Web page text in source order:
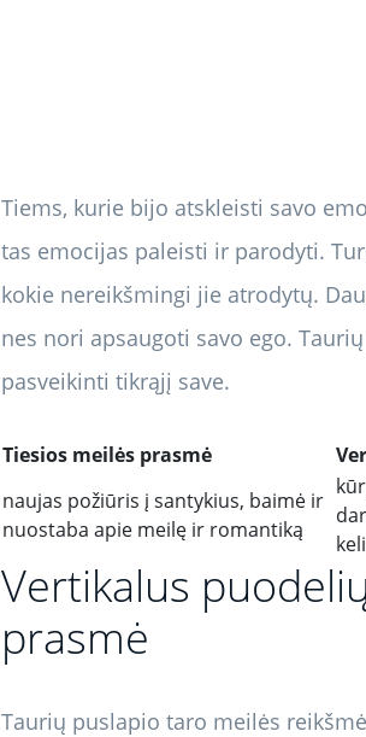
Tiems, kurie bijo atskleisti savo
tas emocijas paleisti ir parodyti.
kokie nereikšmingi jie atrodytų.
nes nori apsaugoti savo ego.
pasveikinti tikrąjį save.
Tiesios meilės prasmė
naujas požiūris į santykius, baimė ir
nuostaba apie meilę ir romantiką
Vertikalus
prasmė
Taurių puslapio taro meilės